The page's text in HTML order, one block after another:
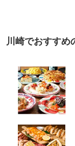
川崎でおすすめ